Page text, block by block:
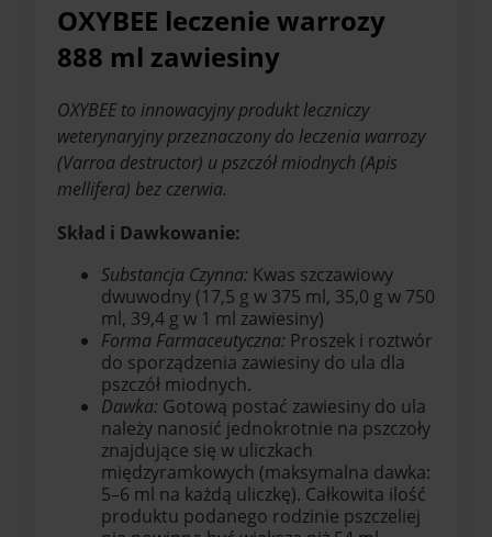
OXYBEE leczenie warrozy
888 ml zawiesiny
OXYBEE to innowacyjny produkt leczniczy
weterynaryjny przeznaczony do leczenia warrozy
(Varroa destructor) u pszczół miodnych (Apis
mellifera) bez czerwia.
Skład i Dawkowanie:
Substancja Czynna: Kwas szczawiowy
dwuwodny (17,5 g w 375 ml, 35,0 g w 750
ml, 39,4 g w 1 ml zawiesiny)
Forma Farmaceutyczna: Proszek i roztwór
do sporządzenia zawiesiny do ula dla
pszczół miodnych.
Dawka: Gotową postać zawiesiny do ula
należy nanosić jednokrotnie na pszczoły
znajdujące się w uliczkach
międzyramkowych (maksymalna dawka:
5–6 ml na każdą uliczkę). Całkowita ilość
produktu podanego rodzinie pszczeliej